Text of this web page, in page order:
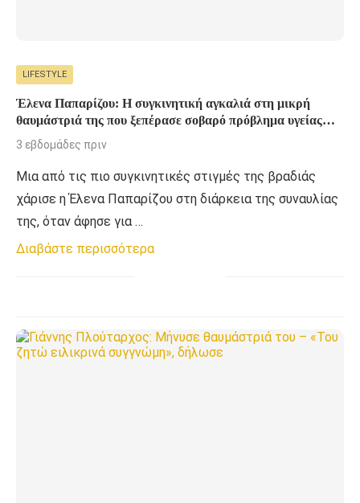
LIFESTYLE
Έλενα Παπαρίζου: Η συγκινητική αγκαλιά στη μικρή
θαυμάστριά της που ξεπέρασε σοβαρό πρόβλημα υγείας
(ΒΙΝΤΕΟ)
3 εβδομάδες πριν
Μια από τις πιο συγκινητικές στιγμές της βραδιάς
χάρισε η Έλενα Παπαρίζου στη διάρκεια της συναυλίας
της, όταν άφησε για …
Διαβάστε περισσότερα